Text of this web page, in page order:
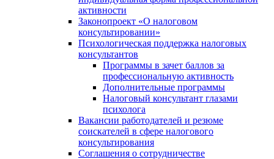
активности
Законопроект «О налоговом
консультировании»
Психологическая поддержка налоговых
консультантов
Программы в зачет баллов за
профессиональную активность
Дополнительные программы
Налоговый консультант глазами
психолога
Вакансии работодателей и резюме
соискателей в сфере налогового
консультирования
Соглашения о сотрудничестве